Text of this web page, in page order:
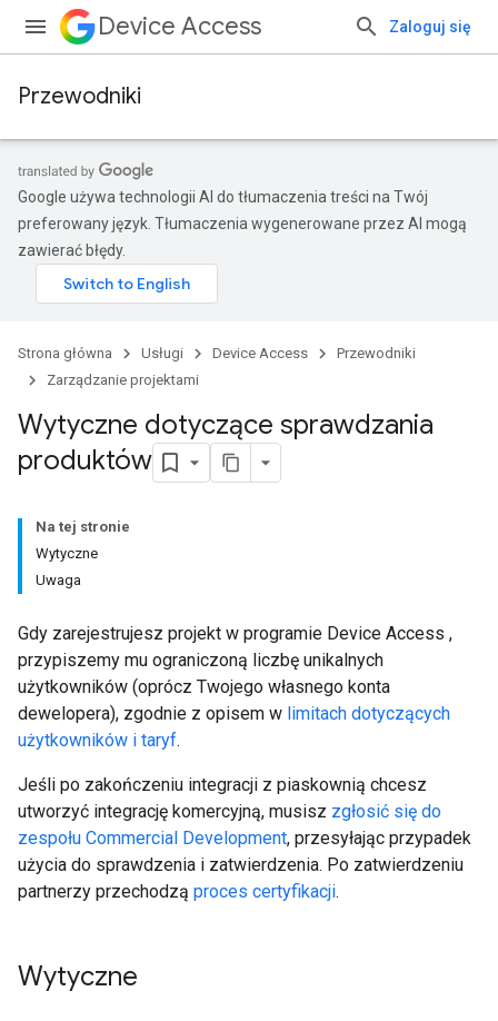
Device Access Zaloguj się
Przewodniki
Google używa technologii AI do tłumaczenia treści na Twój
preferowany język. Tłumaczenia wygenerowane przez AI mogą
zawierać błędy.
Strona główna Usługi Device Access
Przewodniki
Zarządzanie projektami
Wytyczne dotyczące sprawdzania
produktów
Na tej stronie
Wytyczne
Uwaga
Gdy zarejestrujesz projekt w programie Device Access ,
przypiszemy mu ograniczoną liczbę unikalnych
użytkowników (oprócz Twojego własnego konta
dewelopera), zgodnie z opisem w limitach dotyczących
użytkowników i taryf.
Jeśli po zakończeniu integracji z piaskownią chcesz
utworzyć integrację komercyjną, musisz zgłosić się do
zespołu Commercial Development, przesyłając przypadek
użycia do sprawdzenia i zatwierdzenia. Po zatwierdzeniu
partnerzy przechodzą proces certyfikacji.
Wytyczne